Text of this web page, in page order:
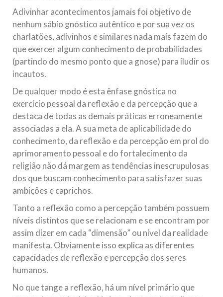
Adivinhar acontecimentos jamais foi objetivo de
nenhum sábio gnóstico autêntico e por sua vez os
charlatões, adivinhos e similares nada mais fazem do
que exercer algum conhecimento de probabilidades
(partindo do mesmo ponto que a gnose) para iludir os
incautos.
De qualquer modo é esta ênfase gnóstica no
exercício pessoal da reflexão e da percepção que a
destaca de todas as demais práticas erroneamente
associadas a ela. A sua meta de aplicabilidade do
conhecimento, da reflexão e da percepção em prol do
aprimoramento pessoal e do fortalecimento da
religião não dá margem as tendências inescrupulosas
dos que buscam conhecimento para satisfazer suas
ambições e caprichos.
Tanto a reflexão como a percepção também possuem
níveis distintos que se relacionam e se encontram por
assim dizer em cada “dimensão” ou nível da realidade
manifesta. Obviamente isso explica as diferentes
capacidades de reflexão e percepção dos seres
humanos.
No que tange a reflexão, há um nível primário que